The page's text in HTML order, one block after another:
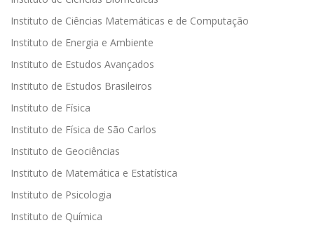
Instituto de Ciências Matemáticas e de Computação
Instituto de Energia e Ambiente
Instituto de Estudos Avançados
Instituto de Estudos Brasileiros
Instituto de Física
Instituto de Física de São Carlos
Instituto de Geociências
Instituto de Matemática e Estatística
Instituto de Psicologia
Instituto de Química